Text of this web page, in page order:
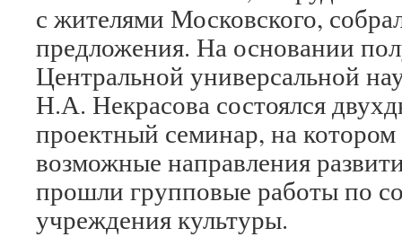
с жителями Московского,
предложения. На основании
Центральной универсальной
Н.А. Некрасова состоялся
проектный семинар, на
возможные направления
прошли групповые работы по
учреждения культуры.